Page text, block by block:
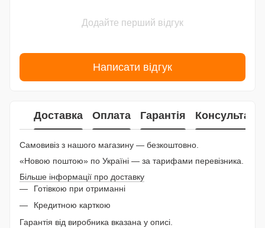
Додайте перший відгук
Написати відгук
Доставка Оплата Гарантія Консультація
Самовивіз з нашого магазину — безкоштовно.
«Новою поштою» по Україні — за тарифами перевізника.
Більше інформації про доставку
Готівкою при отриманні
Кредитною карткою
Гарантія від виробника вказана у описі.